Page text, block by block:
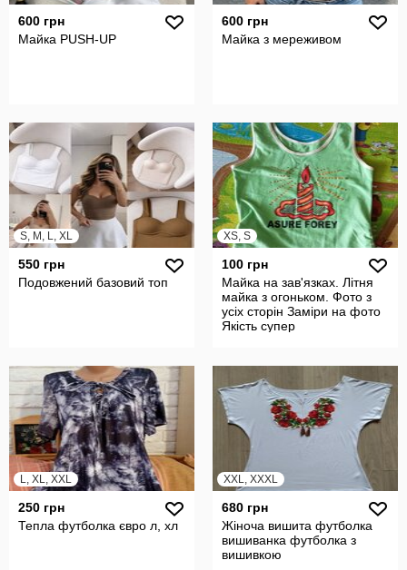
600 грн
Майка PUSH-UP
600 грн
Майка з мереживом
S, M, L, XL
550 грн
Подовжений базовий топ
XS, S
100 грн
Майка на зав'язках. Літня
майка з огоньком. Фото з
усіх сторін Заміри на фото
Якість супер
L, XL, XXL
250 грн
Тепла футболка євро л, хл
XXL, XXXL
680 грн
Жіноча вишита футболка
вишиванка футболка з
вишивкою